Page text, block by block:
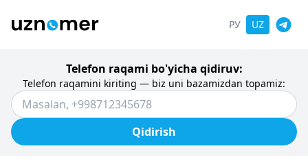
РУ UZ
Telefon raqami bo'yicha qidiruv:
Telefon raqamini kiriting — biz uni bazamizdan topamiz:
Qidirish